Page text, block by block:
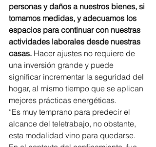
personas y daños a nuestros bienes, si
tomamos medidas, y adecuamos los
espacios para continuar con nuestras
actividades laborales desde nuestras
casas. Hacer ajustes no requiere de
una inversión grande y puede
significar incrementar la seguridad del
hogar, al mismo tiempo que se aplican
mejores prácticas energéticas.
“Es muy temprano para predecir el
alcance del teletrabajo, no obstante,
esta modalidad vino para quedarse.